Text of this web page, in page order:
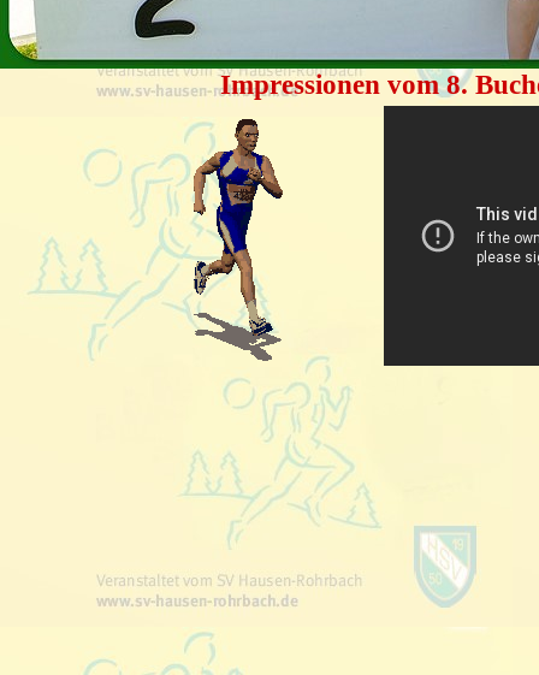
Impressionen vom 8.